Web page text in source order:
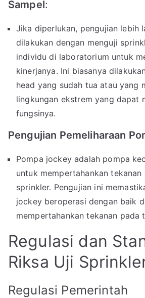
Sampel:
Jika diperlukan, pengujian lebih
dilakukan dengan menguji
individu di laboratorium untuk
kinerjanya. Ini biasanya
head yang sudah tua atau yang
lingkungan ekstrem yang dapat
fungsinya.
Pengujian Pemeliharaan
Pompa jockey adalah pompa
untuk mempertahankan tekanan
sprinkler. Pengujian ini
jockey beroperasi dengan baik
mempertahankan tekanan pada
Regulasi dan
Riksa Uji
Regulasi Pemerintah